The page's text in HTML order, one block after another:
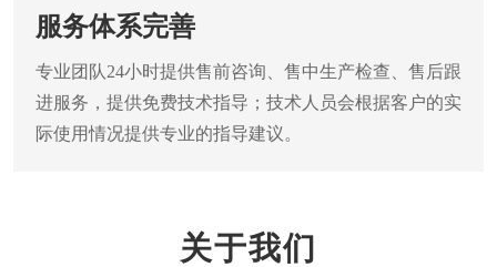
服务体系完善
专业团队24小时提供售前咨询、售中生产检查、售后跟
进服务，提供免费技术指导；技术人员会根据客户的实
际使用情况提供专业的指导建议。
关于我们